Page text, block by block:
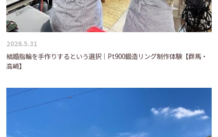
2026.5.31
結婚指輪を手作りするという選択｜Pt900鍛造リング制作体験【群馬・
高崎】